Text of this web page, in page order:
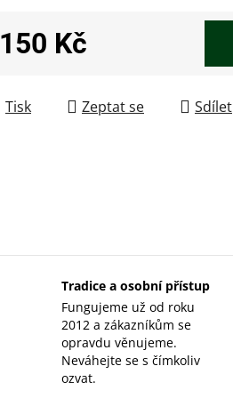
150 Kč
Tisk Zeptat se Sdílet
Tradice a osobní přístup
Fungujeme už od roku
2012 a zákazníkům se
opravdu věnujeme.
Neváhejte se s čímkoliv
ozvat.